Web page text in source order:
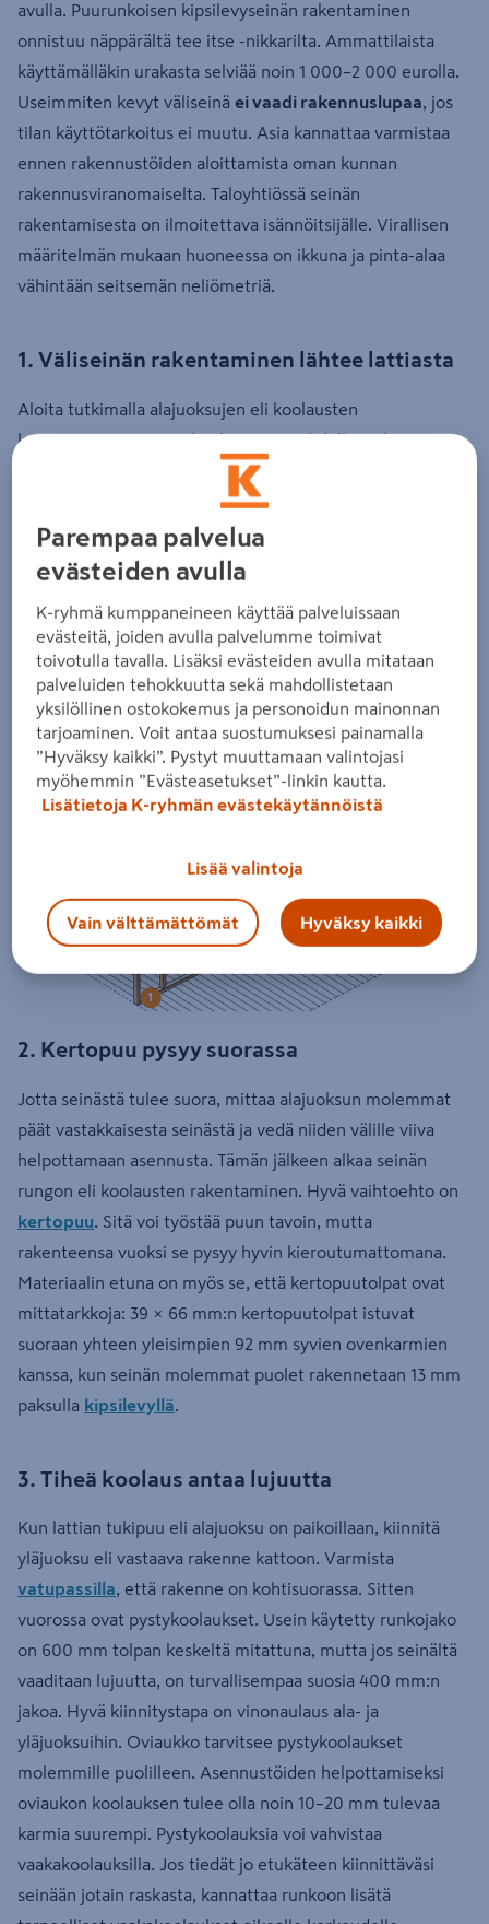
avulla. Puurunkoisen kipsilevyseinän rakentaminen
onnistuu näppärältä tee itse -nikkarilta. Ammattilaista
käyttämälläkin urakasta selviää noin 1 000–2 000 eurolla.
Useimmiten kevyt väliseinä ei vaadi rakennuslupaa , jos
tilan käyttötarkoitus ei muutu. Asia kannattaa varmistaa
ennen rakennustöiden aloittamista oman kunnan
rakennusviranomaiselta. Taloyhtiössä seinän
rakentamisesta on ilmoitettava isännöitsijälle. Virallisen
määritelmän mukaan huoneessa on ikkuna ja pinta-alaa
vähintään seitsemän neliömetriä.
1. Väliseinän rakentaminen lähtee lattiasta
Aloita tutkimalla alajuoksujen eli koolausten
lattiansuuntaisten puiden kiinnitysmahdollisuudet. Jos
laminaattitaiparketti
taimulticutterilla
soiro pois, jotta voit kiinnittää alajuoksut suoraan betoniin
lyönti-tai ruuvitulpilla. Puurunkoiseen puulattiaan
kohdalta. Selvitä ennen poraamista rakennuspiirustusten
tai
lämpökameran
avulla, kulkeeko lattiassa sähkö- tai
vesijohtoja. Jos huoneessa on lattialämmitys, alajuoksut
on kiinnitettäväliimalla.
2. Kertopuu pysyy suorassa
Jotta seinästä tulee suora, mittaa alajuoksun molemmat
päät vastakkaisesta seinästä ja vedä niiden välille viiva
helpottamaan asennusta. Tämän jälkeen alkaa seinän
rungon eli koolausten rakentaminen. Hyvä vaihtoehto on
kertopuu . Sitä voi työstää puun tavoin, mutta
rakenteensa vuoksi se pysyy hyvin kieroutumattomana.
Materiaalin etuna on myös se, että kertopuutolpat ovat
mittatarkkoja: 39 × 66 mm:n kertopuutolpat istuvat
suoraan yhteen yleisimpien 92 mm syvien ovenkarmien
kanssa, kun seinän molemmat puolet rakennetaan 13 mm
paksulla kipsilevyllä
3. Tiheä koolaus antaa lujuutta
Kun lattian tukipuu eli alajuoksu on paikoillaan, kiinnitä
yläjuoksu eli vastaava rakenne kattoon. Varmista
vatupassilla, että rakenne on kohtisuorassa. Sitten
vuorossa ovat pystykoolaukset. Usein käytetty runkojako
on 600 mm tolpan keskeltä mitattuna, mutta jos seinältä
vaaditaan lujuutta, on turvallisempaa suosia 400 mm:n
jakoa. Hyvä kiinnitystapa on vinonaulaus ala- ja
yläjuoksuihin. Oviaukko tarvitsee pystykoolaukset
molemmille puolilleen. Asennustöiden helpottamiseksi
oviaukon koolauksen tulee olla noin 10–20 mm tulevaa
karmia suurempi. Pystykoolauksia voi vahvistaa
vaakakoolauksilla. Jos tiedät jo etukäteen kiinnittäväsi
seinään jotain raskasta, kannattaa runkoon lisätä
Parempaa palvelua
evästeiden avulla
K-ryhmä kumppaneineen käyttää palveluissaan
evästeitä, joiden avulla palvelumme toimivat
toivotulla tavalla. Lisäksi evästeiden avulla mitataan
palveluiden tehokkuutta sekä mahdollistetaan
yksilöllinen ostokokemus ja personoidun mainonnan
tarjoaminen. Voit antaa suostumuksesi painamalla
”Hyväksy kaikki”. Pystyt muuttamaan valintojasi
myöhemmin ”Evästeasetukset”-linkin kautta.
Lisätietoja K-ryhmän evästekäytännöistä
Lisää valintoja
Vain välttämättömät Hyväksy kaikki